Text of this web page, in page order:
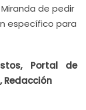
de pedir
específico para
Portal de
Redacción